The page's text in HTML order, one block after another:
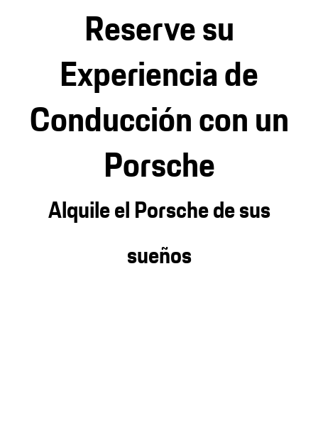
Reserve su
Experiencia de
Conducción con un
Porsche
Alquile el Porsche de sus
sueños